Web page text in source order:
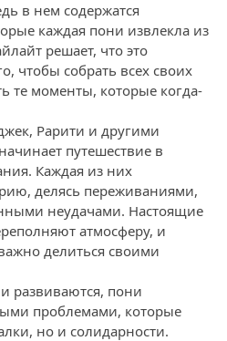
в нем содержатся
каждая пони извлекла из
решает, что это
чтобы собрать всех своих
те моменты, которые когда-
Рарити и другими
путешествие в
Каждая из них
делясь переживаниями,
неудачами. Настоящие
атмосферу, и
делиться своими
развиваются, пони
проблемами, которые
но и солидарности.